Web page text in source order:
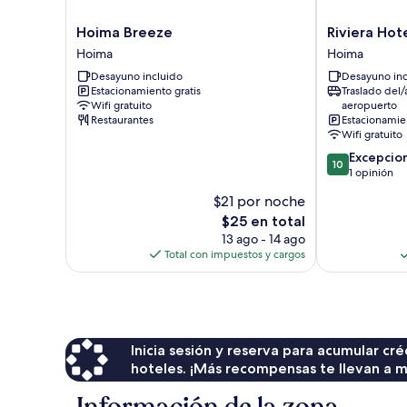
Hoima
Breeze
Hoima
Hoima Breeze
Hoima
Desayuno incluido
Estacionamiento gratis
Wifi gratuito
Restaurantes
$21 por noche
El
precio
actual
es
$25 en total
13 ago - 14 ago
Total con impuestos y cargos
Riviera
Hotel
Hoima
Hoima
Riviera
Hoima
Desayuno
Traslado del/
aeropuerto
Wifi gratuito
10.0
de
10
1 opinión
Inicia sesión y reserva para acumular
hoteles. ¡Más recompensas te llevan a